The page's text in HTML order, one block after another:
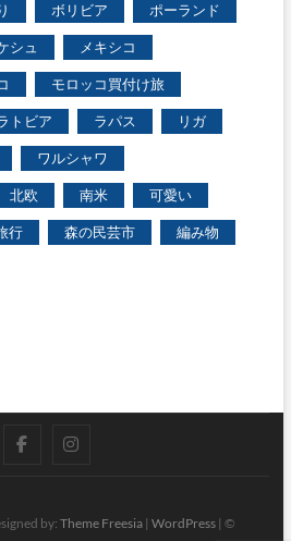
ボリビア ポーランド
シュ メキシコ
モロッコ買付け旅
トビア ラパス リガ
ワルシャワ
北欧 南米 可愛い
行 森の民芸市 編み物
facebookinstagram
by: Theme Freesia| WordPress| ©